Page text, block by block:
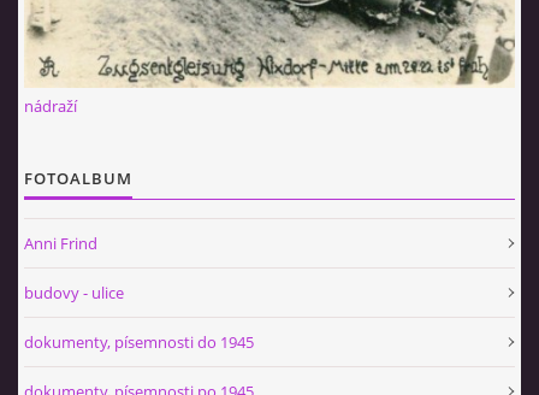
nádraží
FOTOALBUM
Anni Frind
budovy - ulice
dokumenty, písemnosti do 1945